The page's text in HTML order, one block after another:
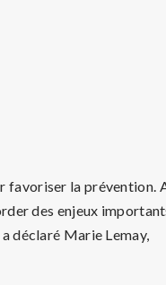
favoriser la prévention.
des enjeux
déclaré Marie Lemay,